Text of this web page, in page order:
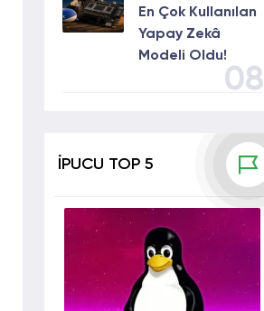
En Çok Kullanılan
Yapay Zekâ
Modeli Oldu!
08
İPUCU TOP 5